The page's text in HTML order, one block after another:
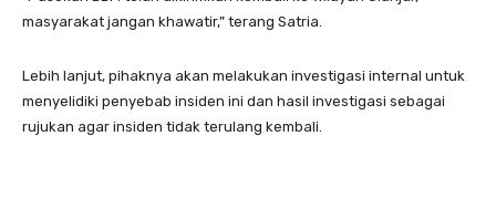
masyarakat jangan khawatir,” terang Satria.
Lebih lanjut, pihaknya akan melakukan investigasi internal untuk
menyelidiki penyebab insiden ini dan hasil investigasi sebagai
rujukan agar insiden tidak terulang kembali.